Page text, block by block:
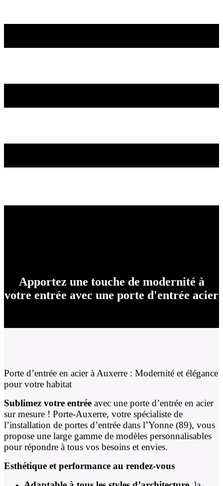
Apportez une touche de modernité à
votre entrée avec une porte d'entrée acier
Porte d’entrée en acier à Auxerre : Modernité et élégance
pour votre habitat
Sublimez votre entrée avec une porte d’entrée en acier
sur mesure ! Porte-Auxerre, votre spécialiste de
l’installation de portes d’entrée dans l’Yonne (89), vous
propose une large gamme de modèles personnalisables
pour répondre à tous vos besoins et envies.
Esthétique et performance au rendez-vous